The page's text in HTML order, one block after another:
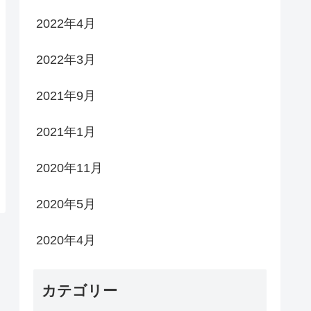
2022年4月
2022年3月
2021年9月
2021年1月
2020年11月
2020年5月
2020年4月
カテゴリー